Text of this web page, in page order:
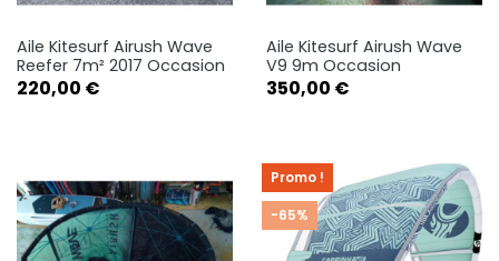
Aile Kitesurf Airush Wave
Reefer 7m² 2017 Occasion
Prix
220,00 €
Aile Kitesurf Airush Wave
V9 9m Occasion
Prix
350,00 €
Promo !
-65%